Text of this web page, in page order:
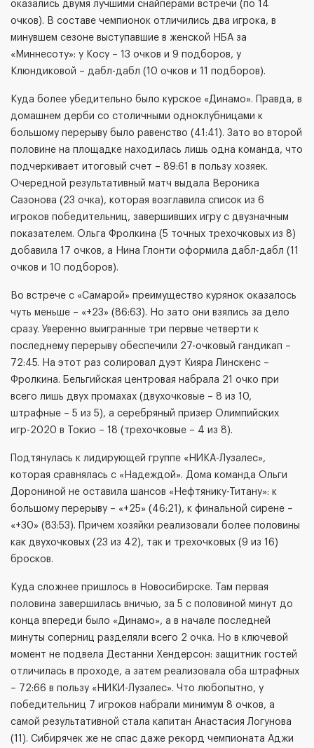
оказались двумя лучшими снайперами встречи (по 14
очков). В составе чемпионок отличились два игрока, в
минувшем сезоне выступавшие в женской НБА за
«Миннесоту»: у Косу – 13 очков и 9 подборов, у
Клюндиковой – дабл-дабл (10 очков и 11 подборов).
Куда более убедительно было курское «Динамо». Правда, в
домашнем дерби со столичными одноклубницами к
большому перерыву было равенство (41:41). Зато во второй
половине на площадке находилась лишь одна команда, что
подчеркивает итоговый счет – 89:61 в пользу хозяек.
Очередной результативный матч выдала Вероника
Сазонова (23 очка), которая возглавила список из 6
игроков победительниц, завершивших игру с двузначным
показателем. Ольга Фролкина (5 точных трехочковых из 8)
добавила 17 очков, а Нина Глонти оформила дабл-дабл (11
очков и 10 подборов).
Во встрече с «Самарой» преимущество курянок оказалось
чуть меньше – «+23» (86:63). Но зато они взялись за дело
сразу. Уверенно выигранные три первые четверти к
последнему перерыву обеспечили 27-очковый гандикап –
72:45. На этот раз солировал дуэт Кияра Линскенс –
Фролкина. Бельгийская центровая набрала 21 очко при
всего лишь двух промахах (двухочковые – 8 из 10,
штрафные – 5 из 5), а серебряный призер Олимпийских
игр-2020 в Токио – 18 (трехочковые – 4 из 8).
Подтянулась к лидирующей группе «НИКА-Лузалес»,
которая сравнялась с «Надеждой». Дома команда Ольги
Дорониной не оставила шансов «Нефтянику-Титану»: к
большому перерыву – «+25» (46:21), к финальной сирене –
«+30» (83:53). Причем хозяйки реализовали более половины
как двухочковых (23 из 42), так и трехочковых (9 из 16)
бросков.
Куда сложнее пришлось в Новосибирске. Там первая
половина завершилась вничью, за 5 с половиной минут до
конца впереди было «Динамо», а в начале последней
минуты соперниц разделяли всего 2 очка. Но в ключевой
момент не подвела Дестанни Хендерсон: защитник гостей
отличилась в проходе, а затем реализовала оба штрафных
– 72:66 в пользу «НИКИ-Лузалес». Что любопытно, у
победительниц 7 игроков набрали минимум 8 очков, а
самой результативной стала капитан Анастасия Логунова
(11). Сибирячек же не спас даже рекорд чемпионата Аджи